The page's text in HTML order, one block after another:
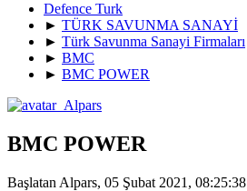
Defence Turk
► TÜRK SAVUNMA SANAYİ
► Türk Savunma Sanayi Firmaları
► BMC
► BMC POWER
BMC POWER
Başlatan Alpars, 05 Şubat 2021, 08:25:38